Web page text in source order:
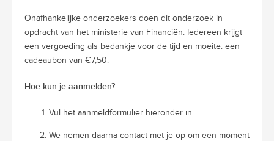
Onafhankelijke onderzoekers doen dit onderzoek in
opdracht van het ministerie van Financiën. Iedereen krijgt
een vergoeding als bedankje voor de tijd en moeite: een
cadeaubon van €7,50.
Hoe kun je aanmelden?
Vul het aanmeldformulier hieronder in.
We nemen daarna contact met je op om een moment